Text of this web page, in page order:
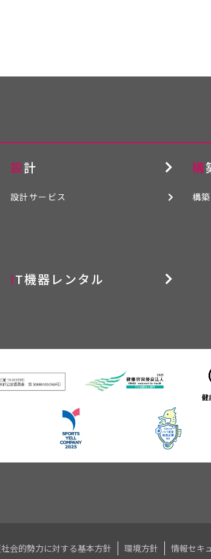
設計
設計サービス 構
IT機器レンタル
会的勢力に対する基本方針 環境方針 情報セキ